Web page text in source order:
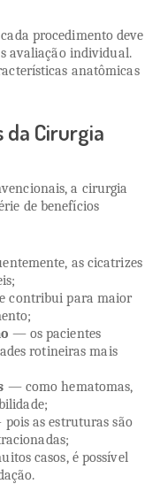
procedimento deve
avaliação individual.
anatômicas
da Cirurgia
a cirurgia
de benefícios
as cicatrizes
contribui para maior
— os pacientes
rotineiras mais
— como hematomas,
as estruturas são
casos, é possível